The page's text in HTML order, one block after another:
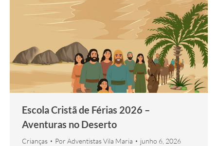
Escola Cristã de Férias 2026 –
Aventuras no Deserto
Crianças Por Adventistas Vila Maria junho 6, 2026